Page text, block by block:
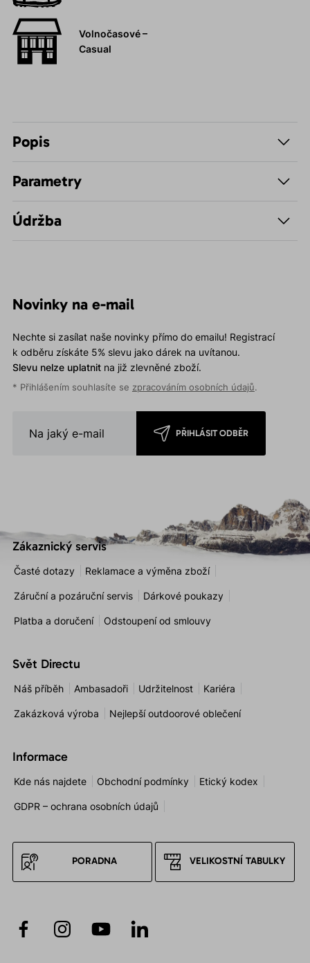
Volnočasové –
Casual
Popis
Parametry
Údržba
Novinky na e-mail
Nechte si zasílat naše novinky přímo do emailu! Registrací
k odběru získáte 5% slevu jako dárek na uvítanou.
Slevu nelze uplatnitna již zlevněné zboží.
* Přihlášením souhlasíte se zpracováním osobních údajů.
PŘIHLÁSIT ODBĚR
Zákaznický servis
Časté dotazy Reklamace a výměna zboží
Záruční a pozáruční servis Dárkové poukazy
Platba a doručení Odstoupení od smlouvy
Svět Directu
Náš příběh Ambasadoři Udržitelnost Kariéra
Zakázková výroba Nejlepší outdoorové oblečení
Informace
Kde nás najdete Obchodní podmínky Etický kodex
GDPR – ochrana osobních údajů
PORADNA VELIKOSTNÍ TABULKY